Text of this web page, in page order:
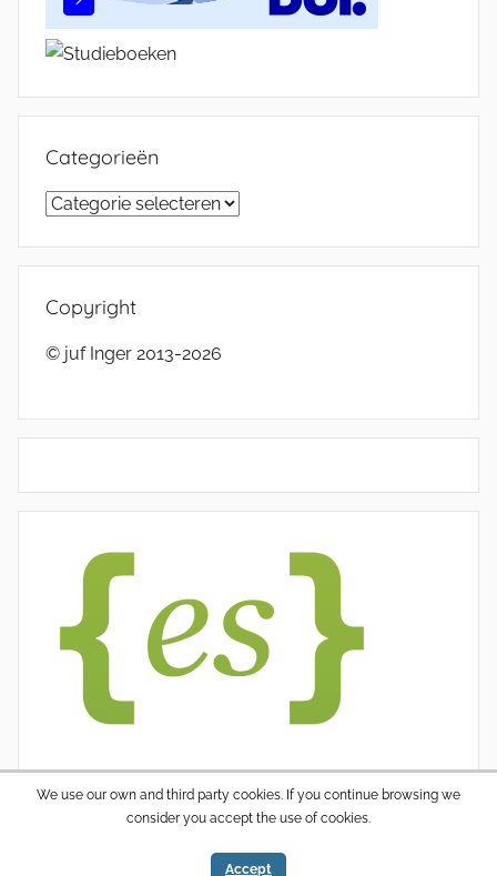
Categorieën
Categorieën
Copyright
© juf Inger 2013-2026
We use our own and third party cookies. If you continue browsing we
consider you accept the use of cookies.
Accept